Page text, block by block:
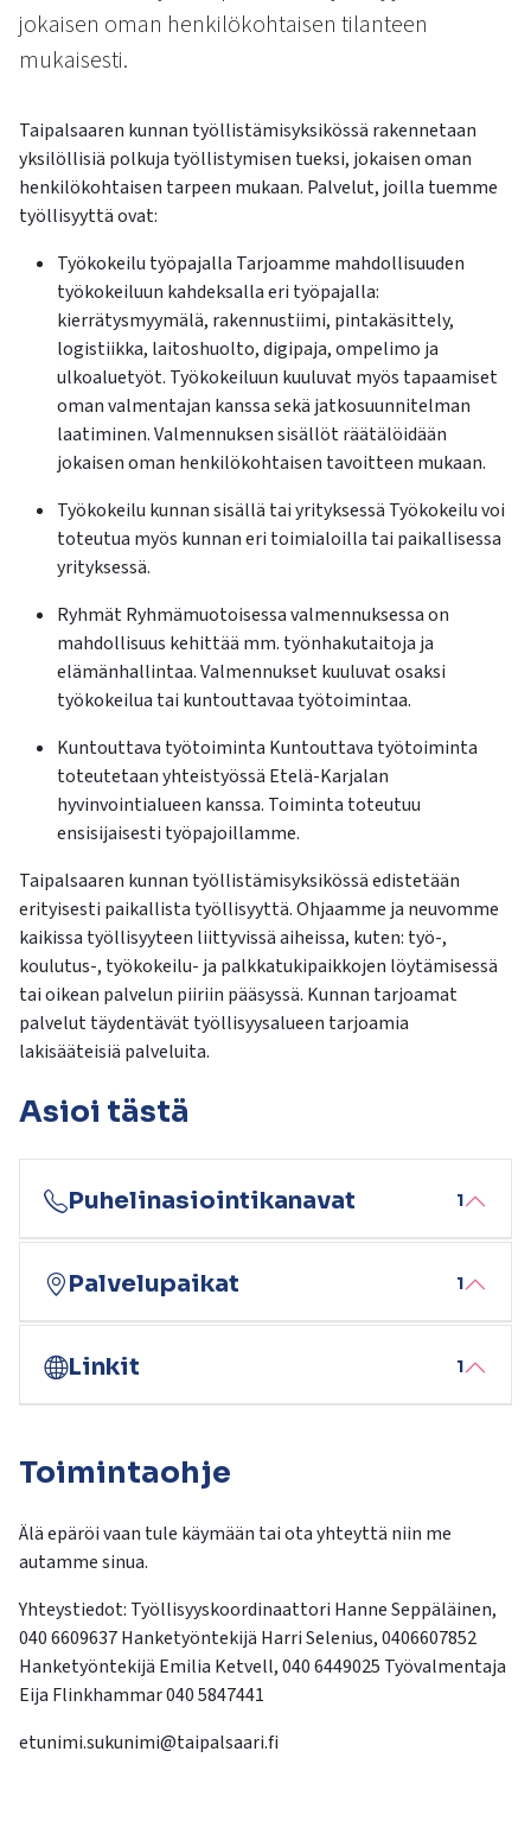
ja
pyyhkäisyliikkeitä.
jokaisen oman henkilökohtaisen tilanteen
mukaisesti.
Taipalsaaren kunnan työllistämisyksikössä rakennetaan
yksilöllisiä polkuja työllistymisen tueksi, jokaisen oman
henkilökohtaisen tarpeen mukaan. Palvelut, joilla tuemme
työllisyyttä ovat:
Työkokeilu työpajalla Tarjoamme mahdollisuuden
työkokeiluun kahdeksalla eri työpajalla:
kierrätysmyymälä, rakennustiimi, pintakäsittely,
logistiikka, laitoshuolto, digipaja, ompelimo ja
ulkoaluetyöt. Työkokeiluun kuuluvat myös tapaamiset
oman valmentajan kanssa sekä jatkosuunnitelman
laatiminen. Valmennuksen sisällöt räätälöidään
jokaisen oman henkilökohtaisen tavoitteen mukaan.
Työkokeilu kunnan sisällä tai yrityksessä Työkokeilu voi
toteutua myös kunnan eri toimialoilla tai paikallisessa
yrityksessä.
Ryhmät Ryhmämuotoisessa valmennuksessa on
mahdollisuus kehittää mm. työnhakutaitoja ja
elämänhallintaa. Valmennukset kuuluvat osaksi
työkokeilua tai kuntouttavaa työtoimintaa.
Kuntouttava työtoiminta Kuntouttava työtoiminta
toteutetaan yhteistyössä Etelä-Karjalan
hyvinvointialueen kanssa. Toiminta toteutuu
ensisijaisesti työpajoillamme.
Taipalsaaren kunnan työllistämisyksikössä edistetään
erityisesti paikallista työllisyyttä. Ohjaamme ja neuvomme
kaikissa työllisyyteen liittyvissä aiheissa, kuten: työ-,
koulutus-, työkokeilu- ja palkkatukipaikkojen löytämisessä
tai oikean palvelun piiriin pääsyssä. Kunnan tarjoamat
palvelut täydentävät työllisyysalueen tarjoamia
lakisääteisiä palveluita.
Asioi tästä
Puhelinasiointikanavat 1
Palvelupaikat 1
Linkit 1
Toimintaohje
Älä epäröi vaan tule käymään tai ota yhteyttä niin me
autamme sinua.
Yhteystiedot: Työllisyyskoordinaattori Hanne Seppäläinen,
040 6609637 Hanketyöntekijä Harri Selenius, 0406607852
Hanketyöntekijä Emilia Ketvell, 040 6449025 Työvalmentaja
Eija Flinkhammar 040 5847441
etunimi.sukunimi@taipalsaari.fi